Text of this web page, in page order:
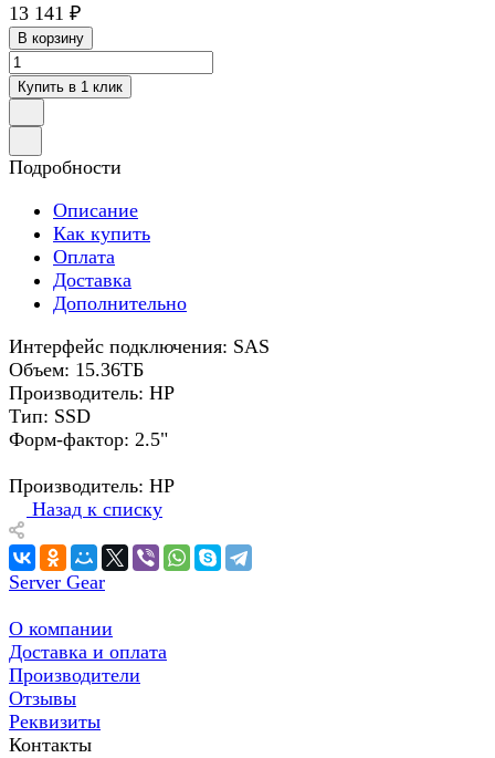
13 141 ₽
В корзину
Купить в 1 клик
Подробности
Описание
Как купить
Оплата
Доставка
Дополнительно
Интерфейс подключения: SAS
Объем: 15.36ТБ
Производитель: HP
Тип: SSD
Форм-фактор: 2.5"
Производитель: HP
Назад к списку
Server Gear
О компании
Доставка и оплата
Производители
Отзывы
Реквизиты
Контакты